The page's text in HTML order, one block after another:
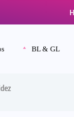
BL & GL